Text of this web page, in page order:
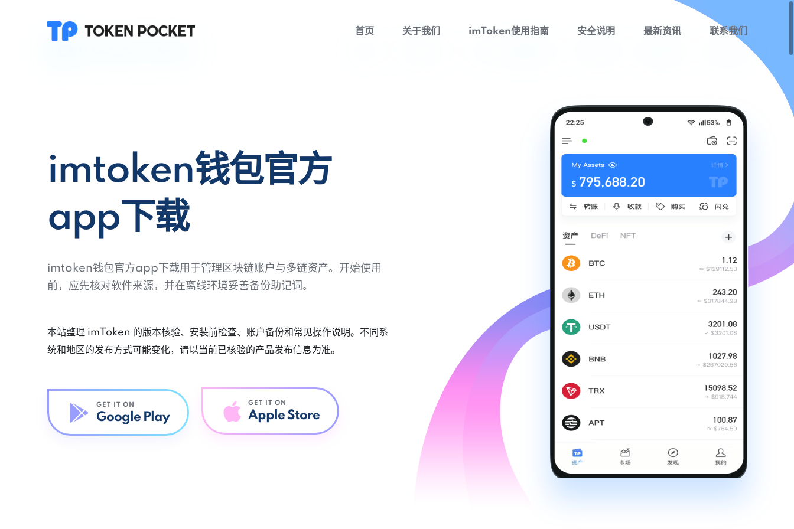
首页 关于我们 imToken使用指南 安全说明 最新资讯 联系我们
imtoken钱包官方
app下载
imtoken钱包官方app下载用于管理区块链账户与多链资产。开始使用
前，应先核对软件来源，并在离线环境妥善备份助记词。
本站整理 imToken 的版本核验、安装前检查、账户备份和常见操作说明。不同系
统和地区的发布方式可能变化，请以当前已核验的产品发布信息为准。
GET IT ON
Google Play
GET IT ON
Apple Store